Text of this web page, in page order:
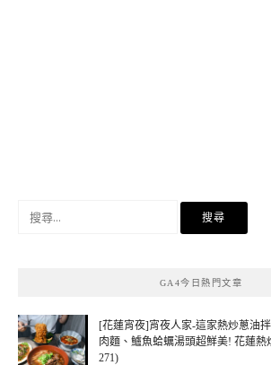
GA4今日熱門文章
[花蓮宵夜]宵夜人家-這家熱炒蔥油
肉麵、鱸魚蛤蠣湯頭超鮮美! 花蓮熱
271)